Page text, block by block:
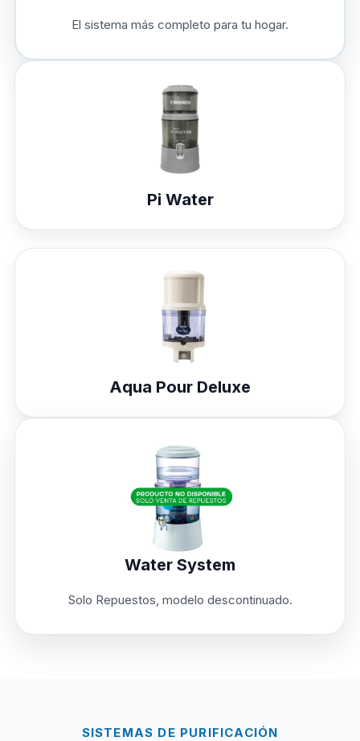
El sistema más completo para tu hogar.
Pi Water
Aqua Pour Deluxe
Water System
Solo Repuestos, modelo descontinuado.
SISTEMAS DE PURIFICACIÓN